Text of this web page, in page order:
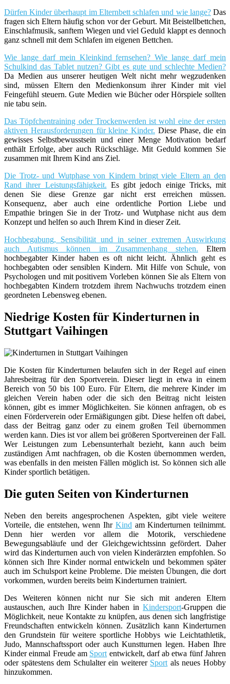
Dürfen Kinder überhaupt im Elternbett schlafen und wie lange?Das
fragen sich Eltern häufig schon vor der Geburt. Mit Beistellbettchen,
Einschlafmusik, sanftem Wiegen und viel Geduld klappt es dennoch
ganz schnell mit dem Schlafen im eigenen Bettchen.
Wie lange darf mein Kleinkind fernsehen? Wie lange darf mein
Schulkind das Tablet nutzen? Gibt es gute und schlechte Medien?
Da Medien aus unserer heutigen Welt nicht mehr wegzudenken
sind, müssen Eltern den Medienkonsum ihrer Kinder mit viel
Feingefühl steuern. Gute Medien wie Bücher oder Hörspiele sollten
nie tabu sein.
Das Töpfchentraining oder Trockenwerden ist wohl eine der ersten
aktiven Herausforderungen für kleine Kinder. Diese Phase, die ein
gewisses Selbstbewusstsein und einer Menge Motivation bedarf
enthält Erfolge, aber auch Rückschläge. Mit Geduld kommen Sie
zusammen mit Ihrem Kind ans Ziel.
Die Trotz- und Wutphase von Kindern bringt viele Eltern an den
Rand ihrer Leistungsfähigkeit. Es gibt jedoch einige Tricks, mit
denen Sie diese Grenze gar nicht erst erreichen müssen.
Konsequenz, aber auch eine ordentliche Portion Liebe und
Empathie bringen Sie in der Trotz- und Wutphase nicht aus dem
Konzept und helfen so auch Ihrem Kind in dieser Zeit.
Hochbegabung, Sensibilität und in seiner extremen Auswirkung
auch Autismus können im Zusammenhang stehen. Eltern
hochbegabter Kinder haben es oft nicht leicht. Ähnlich geht es
hochbegabten oder sensiblen Kindern. Mit Hilfe von Schule, von
Psychologen und mit positivem Vorleben können Sie als Eltern von
hochbegabten Kindern trotzdem ihrem Nachwuchs trotzdem einen
geordneten Lebensweg ebenen.
Niedrige Kosten für Kinderturnen in
Stuttgart Vaihingen
Die Kosten für Kinderturnen belaufen sich in der Regel auf einen
Jahresbeitrag für den Sportverein. Dieser liegt in etwa in einem
Bereich von 50 bis 100 Euro. Für Eltern, die mehrere Kinder im
gleichen Verein haben oder die sich den Beitrag nicht leisten
können, gibt es immer Möglichkeiten. Sie können anfragen, ob es
einen Förderverein oder Ermäßigungen gibt. Diese helfen oft dabei,
dass der Beitrag ganz oder zu einem großen Teil übernommen
werden kann. Dies ist vor allem bei größeren Sportvereinen der Fall.
Wer Leistungen zum Lebensunterhalt bezieht, kann auch beim
zuständigen Amt nachfragen, ob die Kosten übernommen werden,
was ebenfalls in den meisten Fällen möglich ist. So können sich alle
Kinder sportlich betätigen.
Die guten Seiten von Kinderturnen
Neben den bereits angesprochenen Aspekten, gibt viele weitere
Vorteile, die entstehen, wenn Ihr Kind am Kinderturnen teilnimmt.
Denn hier werden vor allem die Motorik, verschiedene
Bewegungsabläufe und der Gleichgewichtssinn gefördert. Daher
wird das Kinderturnen auch von vielen Kinderärzten empfohlen. So
können sich Ihre Kinder normal entwickeln und bekommen später
auch im Schulsport keine Probleme. Die meisten Übungen, die dort
vorkommen, wurden bereits beim Kinderturnen trainiert.
Des Weiteren können nicht nur Sie sich mit anderen Eltern
austauschen, auch Ihre Kinder haben inKindersport-Gruppen die
Möglichkeit, neue Kontakte zu knüpfen, aus denen sich langfristige
Freundschaften entwickeln können. Zusätzlich kann Kinderturnen
den Grundstein für weitere sportliche Hobbys wie Leichtathletik,
Judo, Mannschaftssport oder auch Kunstturnen legen. Haben Ihre
Kinder einmal Freude am Sport entwickelt, darf ab etwa fünf Jahren
oder spätestens dem Schulalter ein weiterer Sport als neues Hobby
hinzukommen.